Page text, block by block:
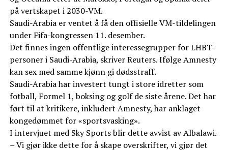
på vertskapet i 2030-VM.
Saudi-Arabia er ventet å få den offisielle VM-tildelingen
under Fifa-kongressen 11. desember.
Det finnes ingen offentlige interessegrupper for LHBT-
personer i Saudi-Arabia, skriver Reuters. Ifølge Amnesty
kan sex med samme kjønn gi dødsstraff.
Saudi-Arabia har investert tungt i store idretter som
fotball, Formel 1, boksing og golf de siste årene. Det har
ført til at kritikere, inkludert Amnesty, har anklaget
kongedømmet for «sportsvasking».
I intervjuet med Sky Sports blir dette avvist av Albalawi.
– Vi gjør ikke dette for å skape overskrifter, vi gjør det